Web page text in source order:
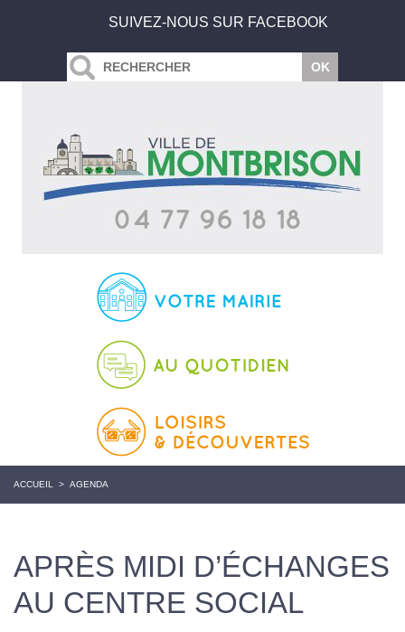
SUIVEZ-NOUS SUR FACEBOOK
ACCUEIL > AGENDA
APRÈS MIDI D’ÉCHANGES
AU CENTRE SOCIAL